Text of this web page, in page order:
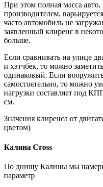
При этом полная масса авто,
производителем,
часто автомобиль не
заявленный клиренс в
больше.
Если сравнивать на улице
и хэтчбек, то можно
одинаковый. Если
самостоятельно, то можно
нагрузки составляет под
см.
Значения клиренса от
цветом)
Калина Cross
По днищу Калины мы
параметр